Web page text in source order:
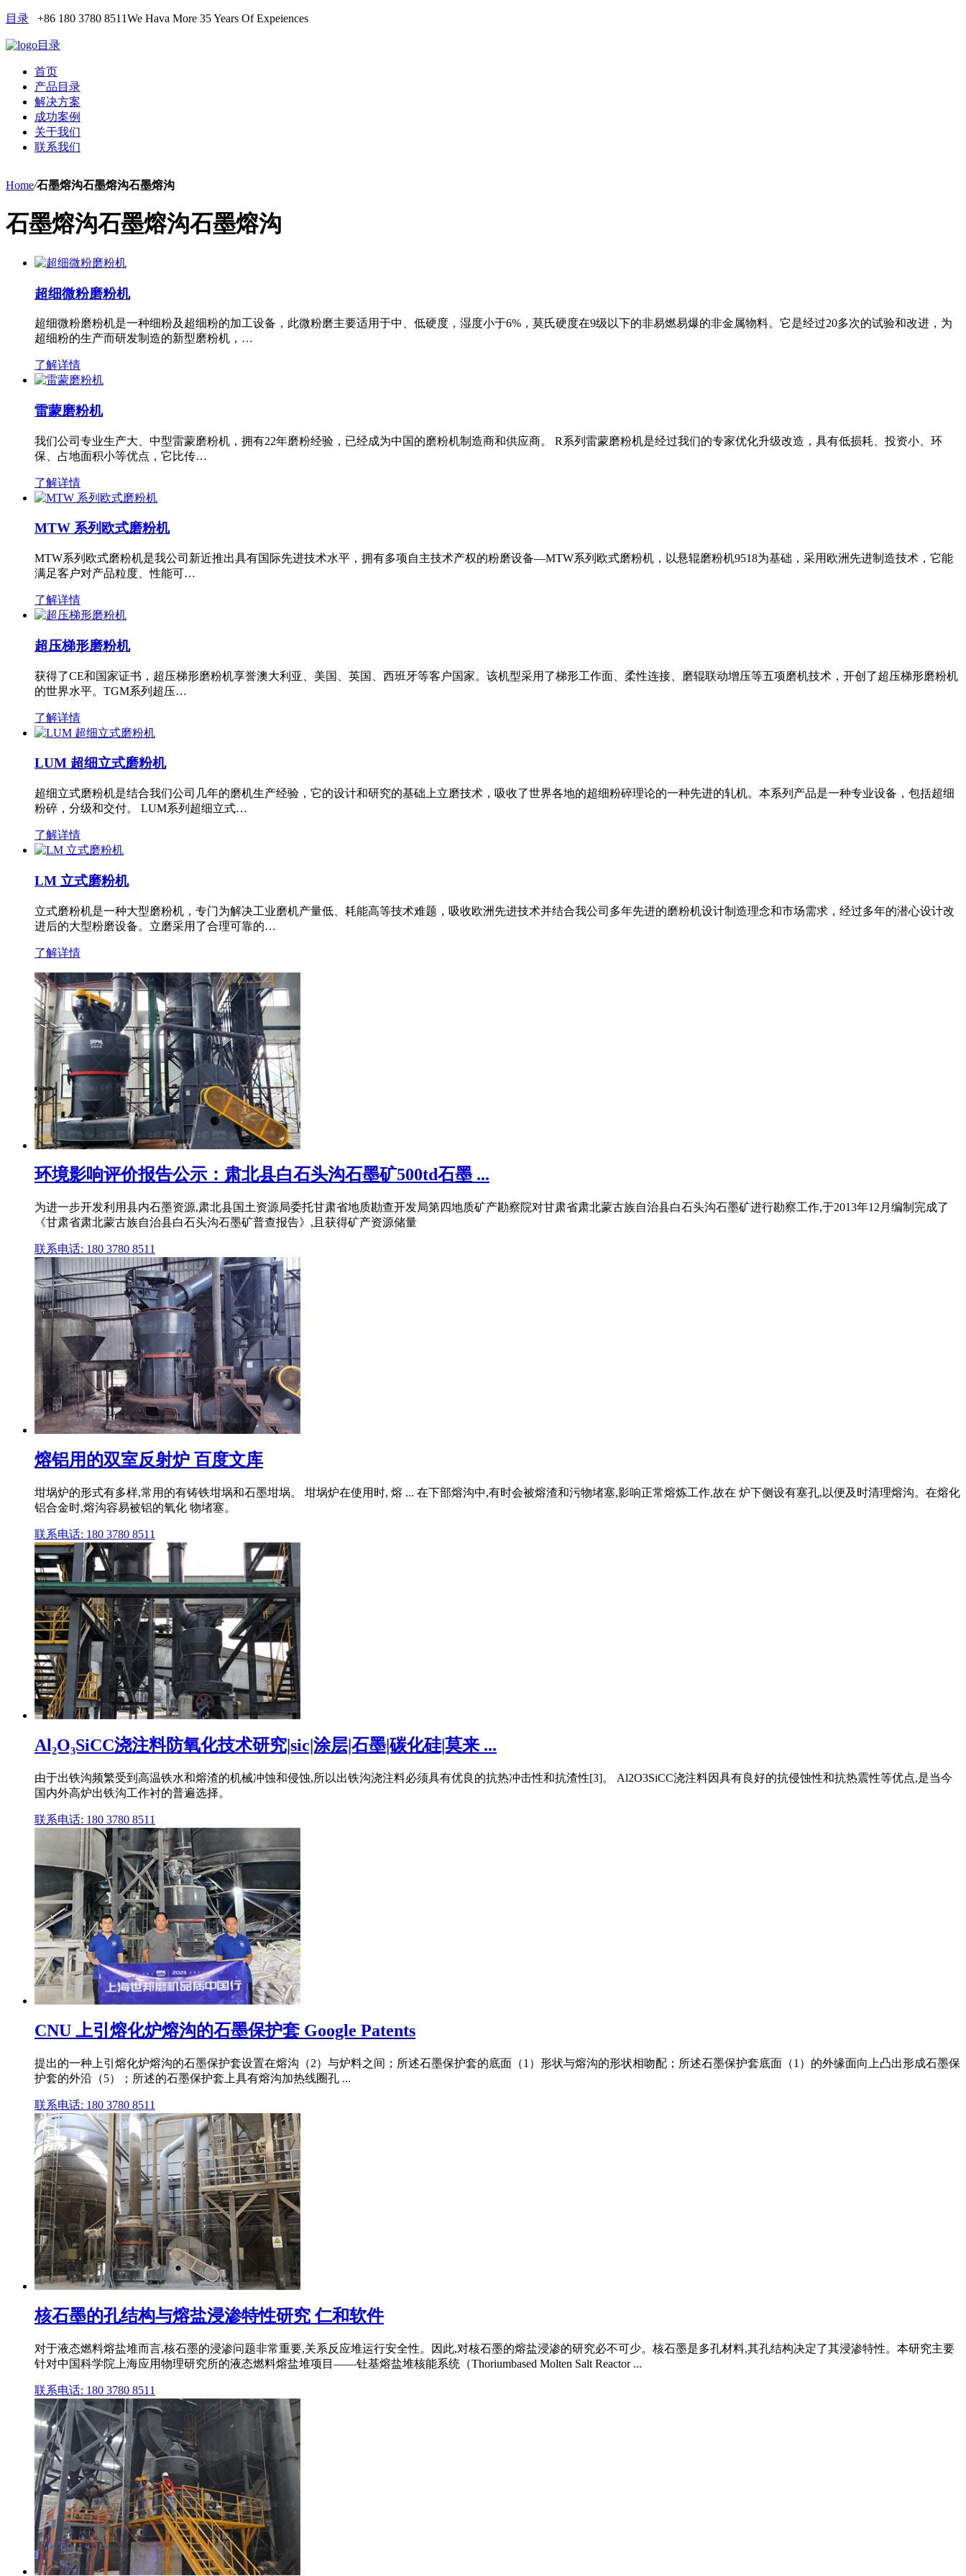
目录 +86 180 3780 8511We Hava More 35 Years Of Expeiences
目录
首页
产品目录
解决方案
成功案例
关于我们
联系我们
Home/石墨熔沟石墨熔沟石墨熔沟
石墨熔沟石墨熔沟石墨熔沟
超细微粉磨粉机
超细微粉磨粉机是一种细粉及超细粉的加工设备，此微粉磨主要适用于中、低硬度，湿度小于6%，莫氏硬度在9级以下的非易燃易爆的非金属物料。它是经过20多次的试验和改进，为
超细粉的生产而研发制造的新型磨粉机，…
了解详情
雷蒙磨粉机
我们公司专业生产大、中型雷蒙磨粉机，拥有22年磨粉经验，已经成为中国的磨粉机制造商和供应商。 R系列雷蒙磨粉机是经过我们的专家优化升级改造，具有低损耗、投资小、环
保、占地面积小等优点，它比传…
了解详情
MTW 系列欧式磨粉机
MTW系列欧式磨粉机是我公司新近推出具有国际先进技术水平，拥有多项自主技术产权的粉磨设备—MTW系列欧式磨粉机，以悬辊磨粉机9518为基础，采用欧洲先进制造技术，它能
满足客户对产品粒度、性能可…
了解详情
超压梯形磨粉机
获得了CE和国家证书，超压梯形磨粉机享誉澳大利亚、美国、英国、西班牙等客户国家。该机型采用了梯形工作面、柔性连接、磨辊联动增压等五项磨机技术，开创了超压梯形磨粉机
的世界水平。TGM系列超压…
了解详情
LUM 超细立式磨粉机
超细立式磨粉机是结合我们公司几年的磨机生产经验，它的设计和研究的基础上立磨技术，吸收了世界各地的超细粉碎理论的一种先进的轧机。本系列产品是一种专业设备，包括超细
粉碎，分级和交付。 LUM系列超细立式…
了解详情
LM 立式磨粉机
立式磨粉机是一种大型磨粉机，专门为解决工业磨机产量低、耗能高等技术难题，吸收欧洲先进技术并结合我公司多年先进的磨粉机设计制造理念和市场需求，经过多年的潜心设计改
进后的大型粉磨设备。立磨采用了合理可靠的…
了解详情
环境影响评价报告公示：肃北县白石头沟石墨矿500td石墨 ...
为进一步开发利用县内石墨资源,肃北县国土资源局委托甘肃省地质勘查开发局第四地质矿产勘察院对甘肃省肃北蒙古族自治县白石头沟石墨矿进行勘察工作,于2013年12月编制完成了
《甘肃省肃北蒙古族自治县白石头沟石墨矿普查报告》,且获得矿产资源储量
联系电话: 180 3780 8511
熔铝用的双室反射炉 百度文库
坩埚炉的形式有多样,常用的有铸铁坩埚和石墨坩埚。 坩埚炉在使用时, 熔 ... 在下部熔沟中,有时会被熔渣和污物堵塞,影响正常熔炼工作,故在 炉下侧设有塞孔,以便及时清理熔沟。在熔化
铝合金时,熔沟容易被铝的氧化 物堵塞。
联系电话: 180 3780 8511
Al₂O₃SiCC浇注料防氧化技术研究|sic|涂层|石墨|碳化硅|莫来 ...
由于出铁沟频繁受到高温铁水和熔渣的机械冲蚀和侵蚀,所以出铁沟浇注料必须具有优良的抗热冲击性和抗渣性[3]。 Al2O3SiCC浇注料因具有良好的抗侵蚀性和抗热震性等优点,是当今
国内外高炉出铁沟工作衬的普遍选择。
联系电话: 180 3780 8511
CNU 上引熔化炉熔沟的石墨保护套 Google Patents
提出的一种上引熔化炉熔沟的石墨保护套设置在熔沟（2）与炉料之间；所述石墨保护套的底面（1）形状与熔沟的形状相吻配；所述石墨保护套底面（1）的外缘面向上凸出形成石墨保
护套的外沿（5）；所述的石墨保护套上具有熔沟加热线圈孔 ...
联系电话: 180 3780 8511
核石墨的孔结构与熔盐浸渗特性研究 仁和软件
对于液态燃料熔盐堆而言,核石墨的浸渗问题非常重要,关系反应堆运行安全性。因此,对核石墨的熔盐浸渗的研究必不可少。核石墨是多孔材料,其孔结构决定了其浸渗特性。本研究主要
针对中国科学院上海应用物理研究所的液态燃料熔盐堆项目——钍基熔盐堆核能系统（Thoriumbased Molten Salt Reactor ...
联系电话: 180 3780 8511